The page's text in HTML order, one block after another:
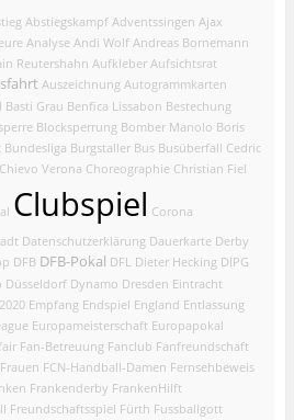
Abstiegskampf Adventssingen Ajax
Analyse Andi Wolf Andreas Bornemann
Reutershahn Aufkleber Aufsichtsrat
Auszeichnung Autogrammkarten
Basti Grau Benfica Lissabon Bestechung
Blocksperrung Bomber Manolo Boris
Bundesliga Burgstaller Bus Busüberfall Cedric
Chievo Verona Choreographie Christian Fiel
Clubspiel Corona
Datenschutzerklärung Dauerkarte Derby
DFB DFB-Pokal DFL Dieter Hecking DIPG
Düsseldorf Dynamo Dresden Eintracht
Empfang Endspiel England Entlassung
Europameisterschaft Europapokal
Fan-Betreuung Fanclub Fanfreundschaft
FCN-Handball-Damen Fernsehbeweis
Frankenderby FrankenHilft
Freundschaftsspiel Fürth Fussballgott